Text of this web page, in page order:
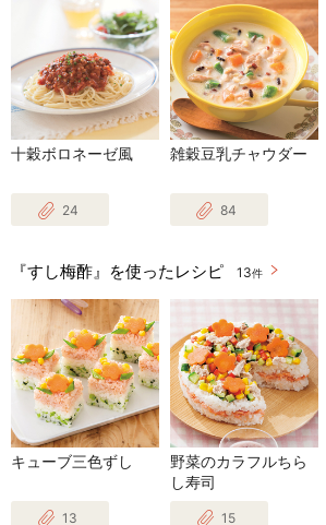
十穀ボロネーゼ風
24
雑穀豆乳チャウダー
84
『すし梅酢』を使ったレシピ 13件
キューブ三色ずし
13
野菜のカラフルちら
し寿司
15